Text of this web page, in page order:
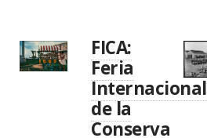
FICA:
Feria
Internacional
de la
Conserva